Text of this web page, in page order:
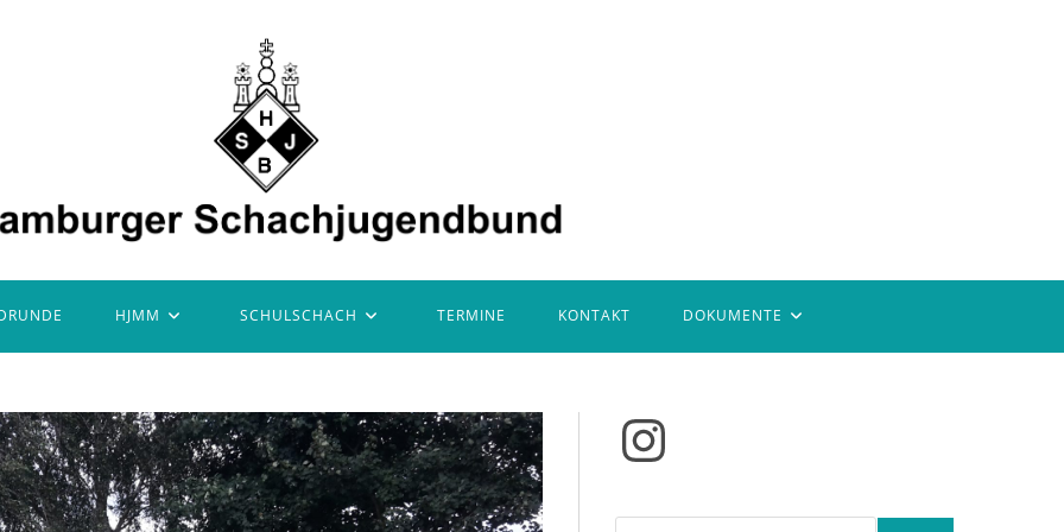
HJMM SCHULSCHACH TERMINE KONTAKT DOKUMENTE
Instagram